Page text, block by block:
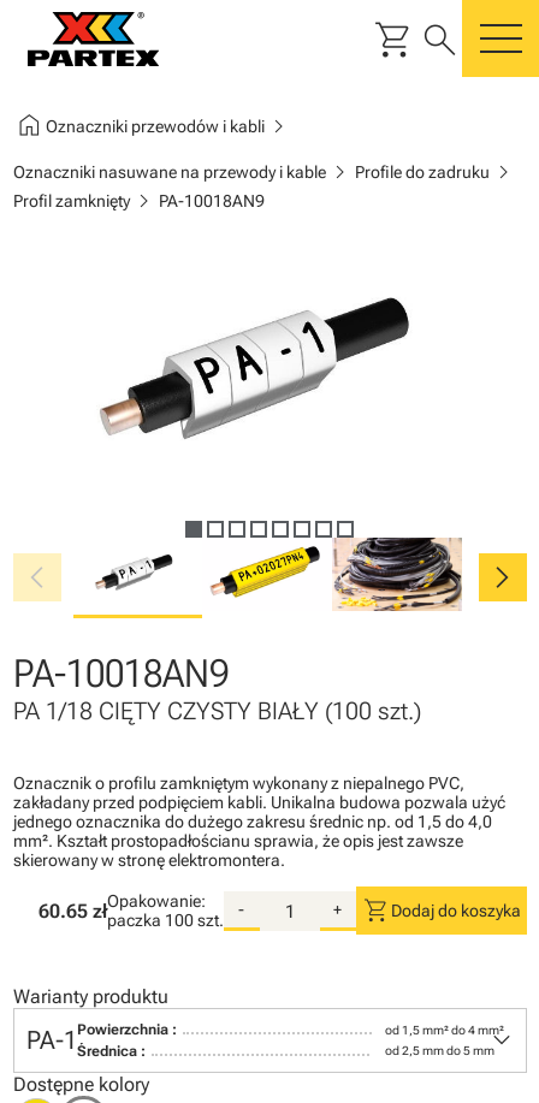
shopping_cart search
home Oznaczniki przewodów i kablichevron_right
Oznaczniki nasuwane na przewody i kablechevron_right Profile do zadruku chevron_right
Profil zamkniętychevron_right PA-10018AN9
chevron_left chevron_right
PA-10018AN9
PA 1/18 CIĘTY CZYSTY BIAŁY (100 szt.)
Oznacznik o profilu zamkniętym wykonany z niepalnego PVC,
zakładany przed podpięciem kabli. Unikalna budowa pozwala użyć
jednego oznacznika do dużego zakresu średnic np. od 1,5 do 4,0
mm². Kształt prostopadłościanu sprawia, że opis jest zawsze
skierowany w stronę elektromontera.
60.65 złOpakowanie:
paczka 100 szt.
- + shopping_cart Dodaj do koszyka
Warianty produktu
PA-1 Powierzchnia : od 1,5 mm² do 4 mm²
Średnica : od 2,5 mm do 5 mmkeyboard_arrow_down
Dostępne kolory